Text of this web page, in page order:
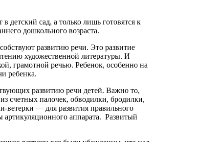
сад, а только лишь готовятся к
дошкольного возраста.
развитию речи. Это развитие
художественной литературы. И
грамотной речью. Ребенок, особенно на
ребенка.
развитию речи детей. Важно то,
счетных палочек, обводилки, бродилки,
— для развития правильного
аппарата. Развитый